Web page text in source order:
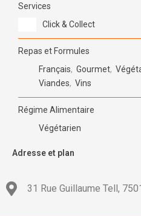
Services
Click & Collect
Repas et Formules
Français, Gourmet,
Viandes, Vins
Régime Alimentaire
Végétarien
Adresse et plan
31 Rue Guillaume Tell,